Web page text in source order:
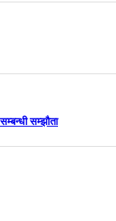
सम्झौता